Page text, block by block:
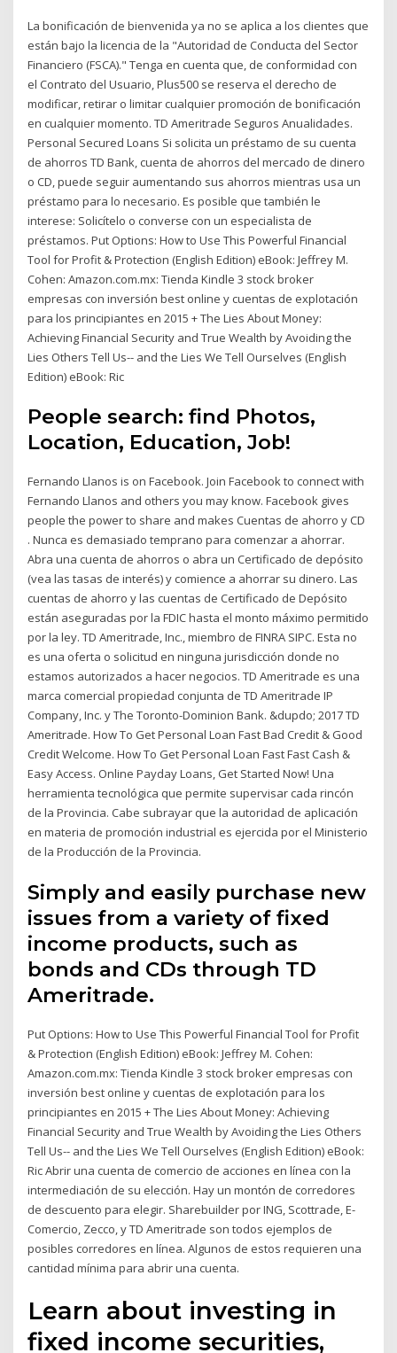
La bonificación de bienvenida ya no se aplica a los clientes que
están bajo la licencia de la "Autoridad de Conducta del Sector
Financiero (FSCA)." Tenga en cuenta que, de conformidad con
el Contrato del Usuario, Plus500 se reserva el derecho de
modificar, retirar o limitar cualquier promoción de bonificación
en cualquier momento. TD Ameritrade Seguros Anualidades.
Personal Secured Loans Si solicita un préstamo de su cuenta
de ahorros TD Bank, cuenta de ahorros del mercado de dinero
o CD, puede seguir aumentando sus ahorros mientras usa un
préstamo para lo necesario. Es posible que también le
interese: Solicítelo o converse con un especialista de
préstamos. Put Options: How to Use This Powerful Financial
Tool for Profit & Protection (English Edition) eBook: Jeffrey M.
Cohen: Amazon.com.mx: Tienda Kindle 3 stock broker
empresas con inversión best online y cuentas de explotación
para los principiantes en 2015 + The Lies About Money:
Achieving Financial Security and True Wealth by Avoiding the
Lies Others Tell Us-- and the Lies We Tell Ourselves (English
Edition) eBook: Ric
People search: find Photos,
Location, Education, Job!
Fernando Llanos is on Facebook. Join Facebook to connect with
Fernando Llanos and others you may know. Facebook gives
people the power to share and makes Cuentas de ahorro y CD
. Nunca es demasiado temprano para comenzar a ahorrar.
Abra una cuenta de ahorros o abra un Certificado de depósito
(vea las tasas de interés) y comience a ahorrar su dinero. Las
cuentas de ahorro y las cuentas de Certificado de Depósito
están aseguradas por la FDIC hasta el monto máximo permitido
por la ley. TD Ameritrade, Inc., miembro de FINRA SIPC. Esta no
es una oferta o solicitud en ninguna jurisdicción donde no
estamos autorizados a hacer negocios. TD Ameritrade es una
marca comercial propiedad conjunta de TD Ameritrade IP
Company, Inc. y The Toronto-Dominion Bank. &dupdo; 2017 TD
Ameritrade. How To Get Personal Loan Fast Bad Credit & Good
Credit Welcome. How To Get Personal Loan Fast Fast Cash &
Easy Access. Online Payday Loans, Get Started Now! Una
herramienta tecnológica que permite supervisar cada rincón
de la Provincia. Cabe subrayar que la autoridad de aplicación
en materia de promoción industrial es ejercida por el Ministerio
de la Producción de la Provincia.
Simply and easily purchase new
issues from a variety of fixed
income products, such as
bonds and CDs through TD
Ameritrade.
Put Options: How to Use This Powerful Financial Tool for Profit
& Protection (English Edition) eBook: Jeffrey M. Cohen:
Amazon.com.mx: Tienda Kindle 3 stock broker empresas con
inversión best online y cuentas de explotación para los
principiantes en 2015 + The Lies About Money: Achieving
Financial Security and True Wealth by Avoiding the Lies Others
Tell Us-- and the Lies We Tell Ourselves (English Edition) eBook:
Ric Abrir una cuenta de comercio de acciones en línea con la
intermediación de su elección. Hay un montón de corredores
de descuento para elegir. Sharebuilder por ING, Scottrade, E-
Comercio, Zecco, y TD Ameritrade son todos ejemplos de
posibles corredores en línea. Algunos de estos requieren una
cantidad mínima para abrir una cuenta.
Learn about investing in
fixed income securities,